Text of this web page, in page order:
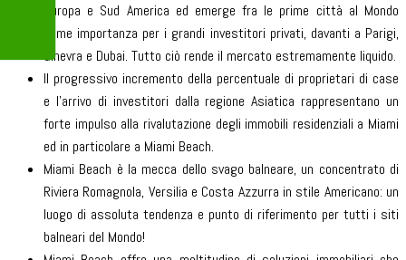
Europa e Sud America ed emerge fra le prime città al Mondo
come importanza per i grandi investitori privati, davanti a Parigi,
Ginevra e Dubai. Tutto ciò rende il mercato estremamente liquido.
Il progressivo incremento della percentuale di proprietari di case
e l’arrivo di investitori dalla regione Asiatica rappresentano un
forte impulso alla rivalutazione degli immobili residenziali a Miami
ed in particolare a Miami Beach.
Miami Beach è la mecca dello svago balneare, un concentrato di
Riviera Romagnola, Versilia e Costa Azzurra in stile Americano: un
luogo di assoluta tendenza e punto di riferimento per tutti i siti
balneari del Mondo!